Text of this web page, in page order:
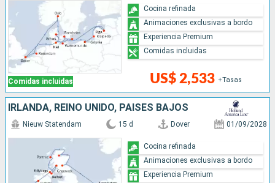
Comidas incluidas US$ 2,533 +Tasas
Cocina refinada
Animaciones exclusivas a bordo
Experiencia Premium
Comidas incluidas
IRLANDA, REINO UNIDO, PAISES BAJOS
Nieuw Statendam 15 d Dover 01/09/2028
Cocina refinada
Animaciones exclusivas a bordo
Experiencia Premium